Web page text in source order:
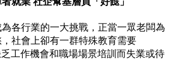
為各行業的一大挑戰，正當一眾老闆為
社會上卻有一群特殊教育需要
乏工作機會和職場場景培訓而失業或待